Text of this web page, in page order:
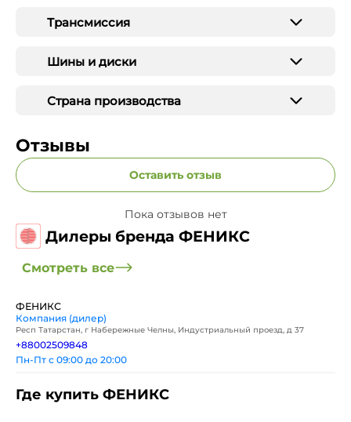
Трансмиссия
Шины и диски
Страна производства
Отзывы
Оставить отзыв
Пока отзывов нет
Дилеры бренда ФЕНИКС
Смотреть все
ФЕНИКС
Компания (дилер)
Респ Татарстан, г Набережные Челны, Индустриальный проезд, д 37
+88002509848
Пн-Пт с 09:00 до 20:00
Где купить ФЕНИКС